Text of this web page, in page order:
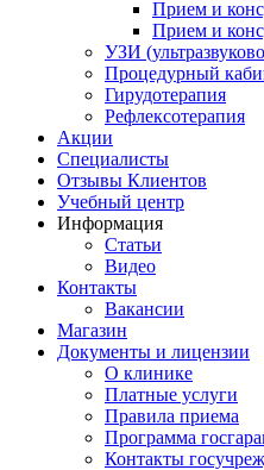
Прием и
Прием и
УЗИ
Процедурный
Гирудотерапия
Рефлексотерапия
Акции
Специалисты
Отзывы Клиентов
Учебный центр
Информация
Статьи
Видео
Контакты
Вакансии
Магазин
Документы и лицензии
О клинике
Платные услуги
Правила приема
Программа
Контакты